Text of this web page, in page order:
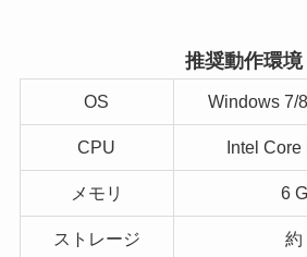
推奨動作環境
OS Windows 7/
CPU Intel Core
メモリ 6
ストレージ 約